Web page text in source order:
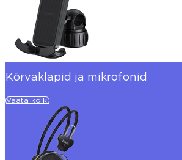
Kõrvaklapid ja mikrofonid
Vaata kõiki